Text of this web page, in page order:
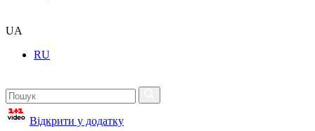
UA
RU
Відкрити у додатку